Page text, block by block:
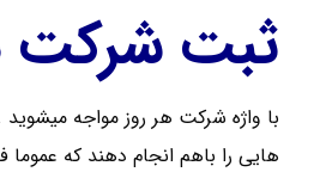
ثبت شرکت
هایی را باهم انجام دهند که